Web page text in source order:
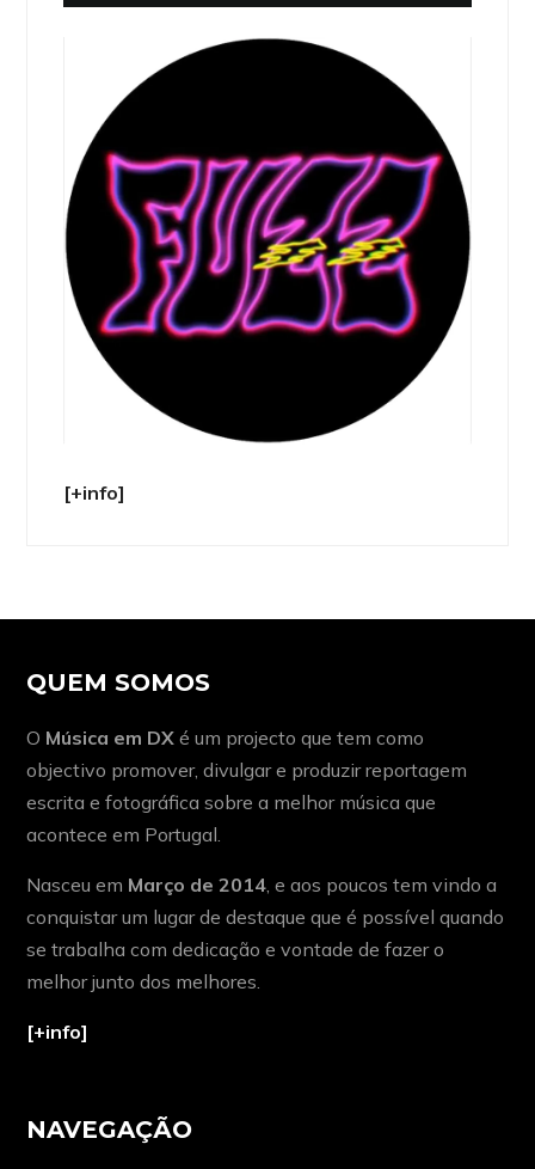
[+info]
QUEM SOMOS
O Música em DX é um projecto que tem como
objectivo promover, divulgar e produzir reportagem
escrita e fotográfica sobre a melhor música que
acontece em Portugal.
Nasceu em Março de 2014, e aos poucos tem vindo a
conquistar um lugar de destaque que é possível quando
se trabalha com dedicação e vontade de fazer o
melhor junto dos melhores.
[+info]
NAVEGAÇÃO